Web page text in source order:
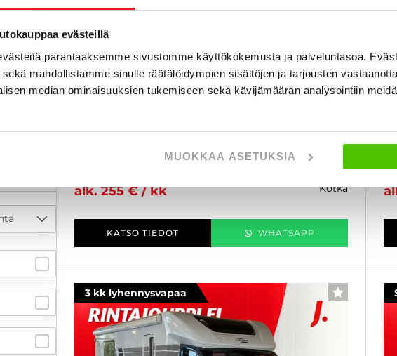
evästeillä
parantaaksemme sivustomme käyttökokemusta ja palveluntasoa.
mahdollistamme sinulle räätälöidympien sisältöjen ja tarjousten
median ominaisuuksien tukemiseen sekä kävijämäärän analysointiin
MUOKKAA ASETUKSIA
Carado A 160
Fiat 2.3 130hv Alkovi - B-kortti - VETOKOUKKU,
INVERTTERI, WEBASTO, 2XRENKAAT, YM,
alk. 255 € / kk
kotka
KATSO TIEDOT WHATSAPP
3 kk lyhennysvapaa SUOSIKKI